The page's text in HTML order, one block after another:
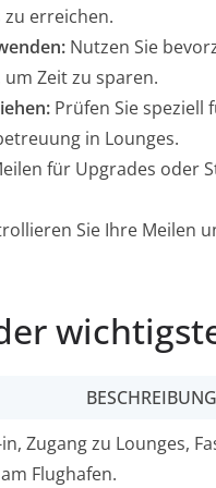
erreichen.
Nutzen Sie
Zeit zu sparen.
Prüfen Sie speziell
in Lounges.
für Upgrades oder
Sie Ihre Meilen
BESCHREIBUNG
Zugang zu Lounges,
Flughafen.